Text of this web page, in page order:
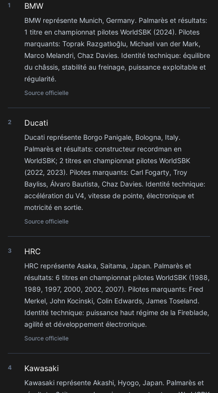
1 BMW
BMW représente Munich, Germany. Palmarès et résultats:
1 titre en championnat pilotes WorldSBK (2024). Pilotes
marquants: Toprak Razgatlıoğlu, Michael van der Mark,
Marco Melandri, Chaz Davies. Identité technique: équilibre
du châssis, stabilité au freinage, puissance exploitable et
régularité.
Source officielle
2 Ducati
Ducati représente Borgo Panigale, Bologna, Italy.
Palmarès et résultats: constructeur recordman en
WorldSBK; 2 titres en championnat pilotes WorldSBK
(2022, 2023). Pilotes marquants: Carl Fogarty, Troy
Bayliss, Álvaro Bautista, Chaz Davies. Identité technique:
accélération du V4, vitesse de pointe, électronique et
motricité en sortie.
Source officielle
3 HRC
HRC représente Asaka, Saitama, Japan. Palmarès et
résultats: 6 titres en championnat pilotes WorldSBK (1988,
1989, 1997, 2000, 2002, 2007). Pilotes marquants: Fred
Merkel, John Kocinski, Colin Edwards, James Toseland.
Identité technique: puissance haut régime de la Fireblade,
agilité et développement électronique.
Source officielle
4 Kawasaki
Kawasaki représente Akashi, Hyogo, Japan. Palmarès et